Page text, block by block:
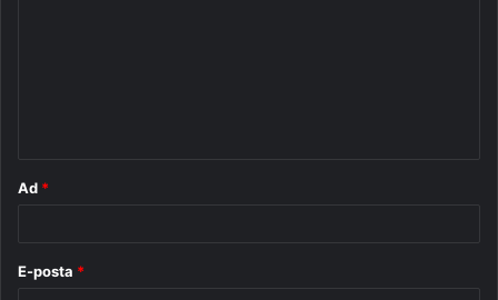
Ad *
E-posta *